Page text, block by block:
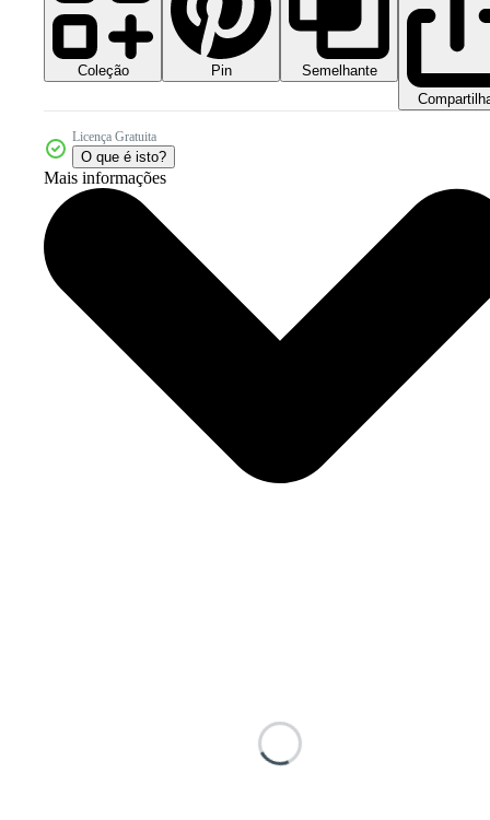
Coleção Pin
Semelhante
Licença Gratuita
O que é isto?
Mais informações